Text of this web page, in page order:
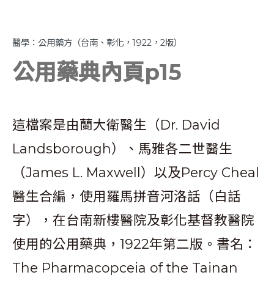
醫學：公用藥方（台南、彰化，1922，2版）
公用藥典內頁p15
這檔案是由蘭大衛醫生（Dr. David
Landsborough）、馬雅各二世醫生
（James L. Maxwell）以及Percy Cheal
醫生合編，使用羅馬拼音河洛話（白話
字），在台南新樓醫院及彰化基督教醫院
使用的公用藥典，1922年第二版。書名：
The Pharmacopceia of the Tainan